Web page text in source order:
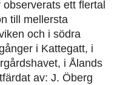
ett flertal
till mellersta
och i södra
i Kattegatt, i
i Ålands
av: J. Öberg